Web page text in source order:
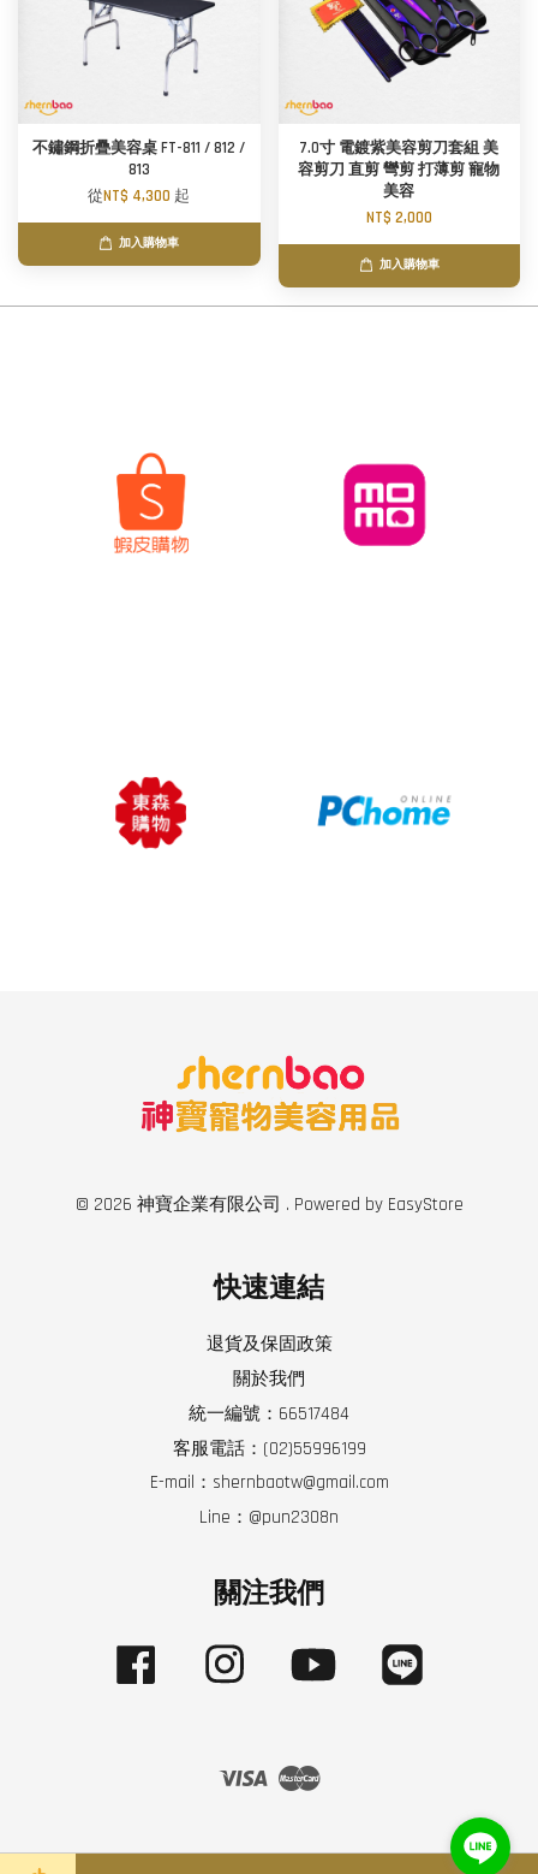
不鏽鋼折疊美容桌 FT-811 / 812 /
813
從NT$ 4,300 起
加入購物車
7.0寸 電鍍紫美容剪刀套組 美
容剪刀 直剪 彎剪 打薄剪 寵物
美容
NT$ 2,000
加入購物車
© 2026 神寶企業有限公司 . Powered by EasyStore
快速連結
退貨及保固政策
關於我們
統一編號：66517484
客服電話：(02)55996199
E-mail：shernbaotw@gmail.com
Line：@pun2308n
關注我們
Facebook Instagram YouTube
Visa Master